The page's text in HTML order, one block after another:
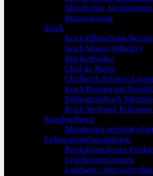
Mitarbeiter
Reservierung
Koch
Koch Pflegeheim
Koch Waren (Müritz)
Küchenhelfer
Chef de Partie
Chefkoch Schloss
Koch Restaurant
Frühstückskoch
Koch Seehotel
Kundendienst
Mitarbeiter
Lebensmittelproduktion
Produktionsleiter
Legehennenfarmen
Landwirt /